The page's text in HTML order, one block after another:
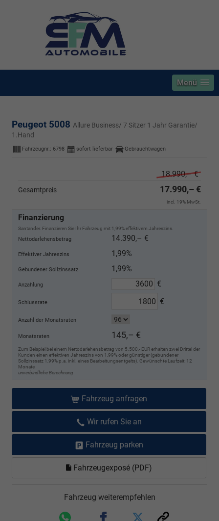
Menü
Peugeot 5008 Allure Business/ 7 Sitzer 1 Jahr Garantie/
1.Hand
Fahrzeugnr.: 6798 sofort lieferbar Gebrauchtwagen
18.990,– €
Gesamtpreis 17.990,– €
incl. 19% MwSt.
Finanzierung
Santander. Finanzieren Sie Ihr Fahrzeug mit 1,99% effektivem Jahreszins.
Nettodarlehensbetrag 14.390,– €
Effektiver Jahreszins 1,99%
Gebundener Sollzinssatz 1,99%
Anzahlung €
Schlussrate €
Anzahl der Monatsraten
Monatsraten 145,– €
Zum Beispiel bei einem Nettodarlehensbetrag von 5.500,- EUR erhalten zwei Drittel der
Kunden einen effektiven Jahreszins von 1,99% oder günstiger (gebundener
Sollzinssatz 1,99% p.a. inkl. eines Bearbeitungsentgelts). Gewünschte Laufzeit: 12
Monate
unverbindliche Berechnung
Fahrzeug anfragen
Wir rufen Sie an
Fahrzeug parken
Fahrzeugexposé (PDF)
Fahrzeug weiterempfehlen